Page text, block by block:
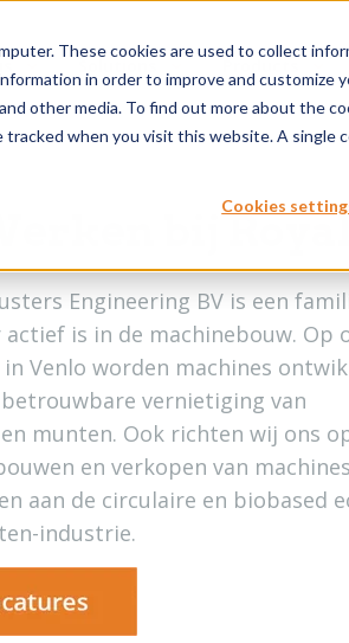
These cookies are used to collect
in order to improve and customize
other media. To find out more about the
tracked when you visit this website. A single
Cookies
bij
Engineering BV is een
actief is in de machinebouw. Op
Venlo worden machines
vernietiging van
munten. Ook richten wij ons
en verkopen van
aan de circulaire en biobased
industrie.